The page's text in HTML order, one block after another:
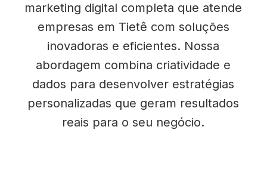
marketing digital completa que atende
empresas em Tietê com soluções
inovadoras e eficientes. Nossa
abordagem combina criatividade e
dados para desenvolver estratégias
personalizadas que geram resultados
reais para o seu negócio.